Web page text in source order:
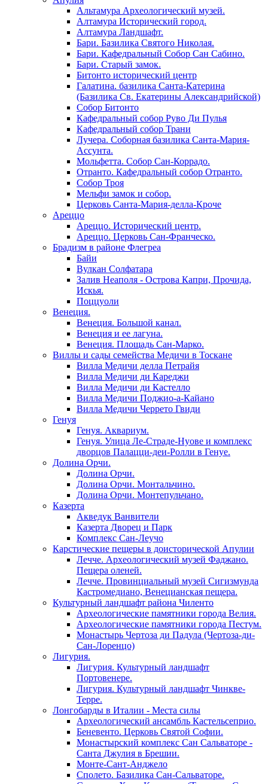
Альтамура Археологический музей.
Алтамура Исторический город.
Алтамура Ландшафт.
Бари. Базилика Святого Николая.
Бари. Кафедральный Собор Сан Сабино.
Бари. Старый замок.
Битонто исторический центр
Галатина. базилика Санта-Катерина
(Базилика Св. Екатерины Александрийской)
Собор Битонто
Кафедральный собор Руво Ди Пулья
Кафедральный собор Трани
Лучера. Соборная базилика Санта-Мария-
Ассунта.
Мольфетта. Собор Сан-Коррадо.
Отранто. Кафедральный собор Отранто.
Собор Троя
Мельфи замок и собор.
Церковь Санта-Мария-делла-Кроче
Ареццо
Ареццо. Исторический центр.
Ареццо. Церковь Сан-Франческо.
Брадизм в районе Флегреа
Байи
Вулкан Солфатара
Залив Неаполя - Острова Капри, Прочида,
Искья.
Поццуоли
Венеция.
Венеция. Большой канал.
Венеция и ее лагуна.
Венеция. Площадь Сан-Марко.
Виллы и сады семейства Медичи в Тоскане
Вилла Медичи делла Петрайя
Вилла Медичи ди Кареджи
Вилла Медичи ди Кастелло
Вилла Медичи Поджио-а-Кайано
Вилла Медичи Черрето Гвиди
Генуя
Генуя. Аквариум.
Генуя. Улица Ле-Страде-Нуове и комплекс
дворцов Палацци-деи-Ролли в Генуе.
Долина Орчи.
Долина Орчи.
Долина Орчи. Монтальчино.
Долина Орчи. Монтепульчано.
Казерта
Акведук Ванвители
Казерта Дворец и Парк
Комплекс Сан-Леучо
Карстические пещеры в доисторической Апулии
Лечче. Археологический музей Фаджано.
Пещера оленей.
Лечче. Провинциальный музей Сигизмунда
Кастромедиано, Венецианская пещера.
Культурный ландшафт района Чиленто
Археологические памятники города Велия.
Археологические памятники города Пестум.
Монастырь Чертоза ди Падула (Чертоза-ди-
Сан-Лоренцо)
Лигурия.
Лигурия. Культурный ландшафт
Портовенере.
Лигурия. Культурный ландшафт Чинкве-
Терре.
Лонгобарды в Италии - Места силы
Археологический ансамбль Кастельсеприо.
Беневенто. Церковь Святой Софии.
Монастырский комплекс Сан Сальваторе -
Санта Джулия в Брешии.
Монте-Сант-Анджело
Сполето. Базилика Сан-Сальваторе.